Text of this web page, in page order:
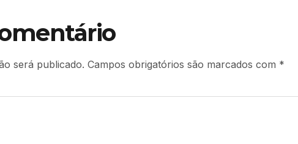
será publicado. Campos obrigatórios são marcados com *